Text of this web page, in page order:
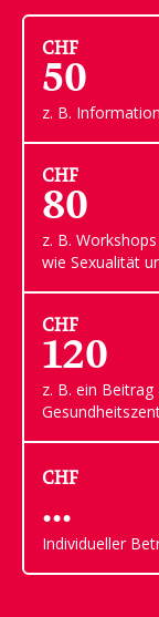
CHF
50
z. B.
CHF
80
z. B.
wie Sexualität
CHF
120
z. B. ein
CHF
Individueller